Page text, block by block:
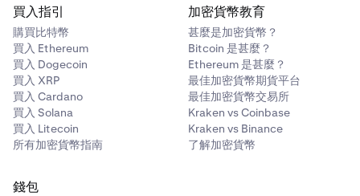
買入指引
購買比特幣
買入 Ethereum
買入 Dogecoin
買入 XRP
買入 Cardano
買入 Solana
買入 Litecoin
所有加密貨幣指南
加密貨幣教育
甚麼是加密貨幣？
Bitcoin 是甚麼？
Ethereum 是甚麼？
最佳加密貨幣期貨平台
最佳加密貨幣交易所
Kraken vs Coinbase
Kraken vs Binance
了解加密貨幣
錢包